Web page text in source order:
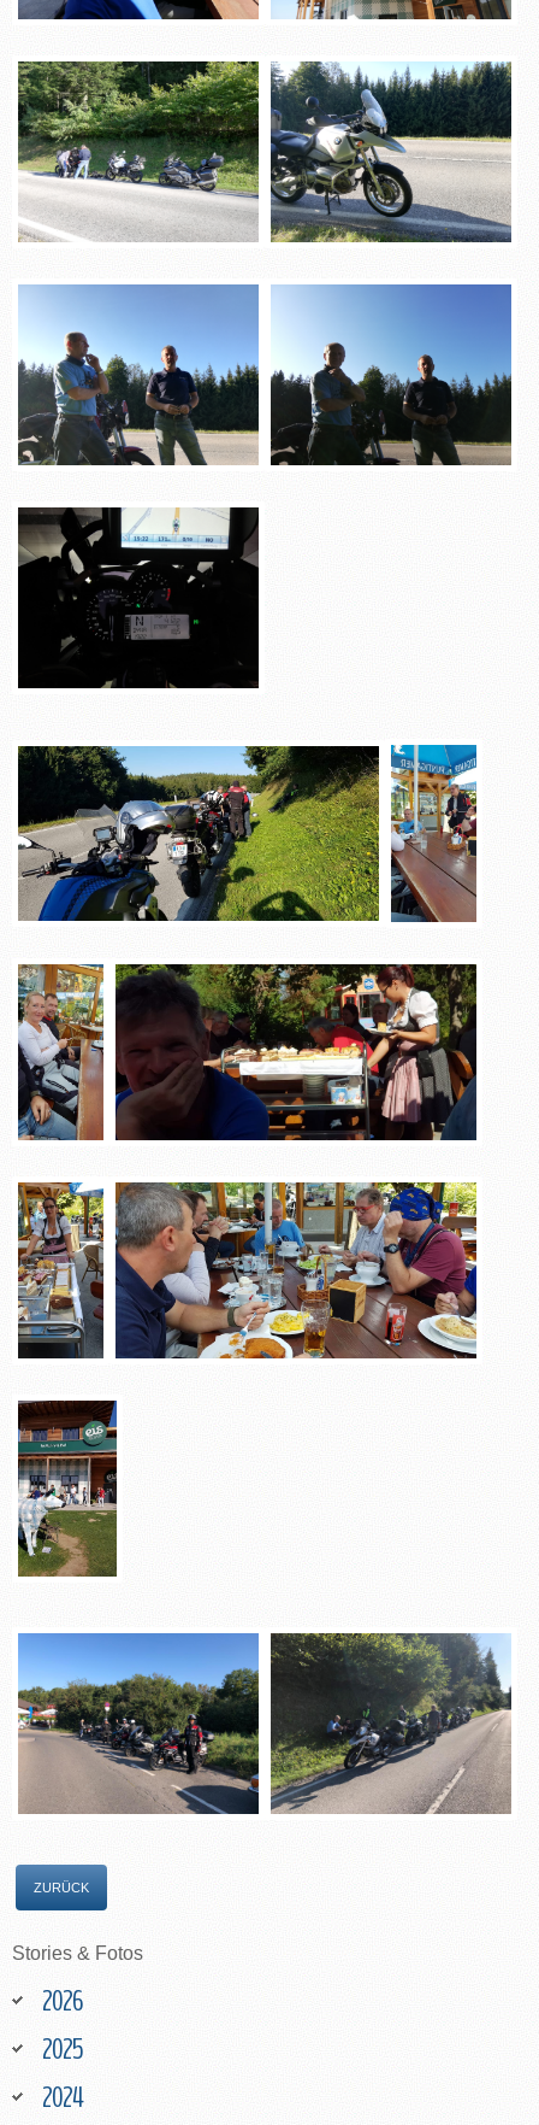
ZURÜCK
Stories & Fotos
2026
2025
2024